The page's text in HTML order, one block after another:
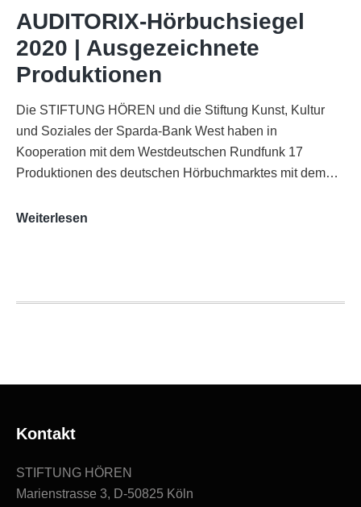
Funkhaus
Köln
AUDITORIX-Hörbuchsiegel
2020 | Ausgezeichnete
Produktionen
Die STIFTUNG HÖREN und die Stiftung Kunst, Kultur
und Soziales der Sparda-Bank West haben in
Kooperation mit dem Westdeutschen Rundfunk 17
Produktionen des deutschen Hörbuchmarktes mit dem…
Weiterlesen
Ausgezeichnete
Kontakt
STIFTUNG HÖREN
Marienstrasse 3, D-50825 Köln